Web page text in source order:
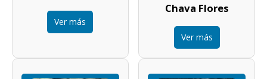
Ver más
Chava Flores
Ver más